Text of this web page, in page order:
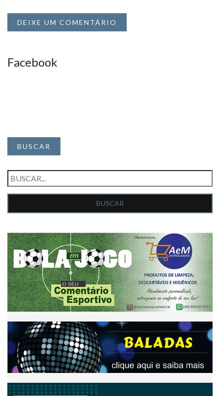
DEIXE UM COMENTÁRIO
Facebook
BUSCAR